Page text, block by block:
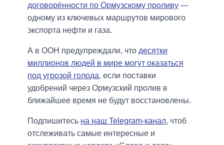
договорённости по Ормузскому проливу —
одному из ключевых маршрутов мирового
экспорта нефти и газа.
А в ООН предупреждали, что десятки
миллионов людей в мире могут оказаться
под угрозой голода, если поставки
удобрений через Ормузский пролив в
ближайшее время не будут восстановлены.
Подпишитесь на наш Telegram-канал, чтоб
отслеживать самые интересные и